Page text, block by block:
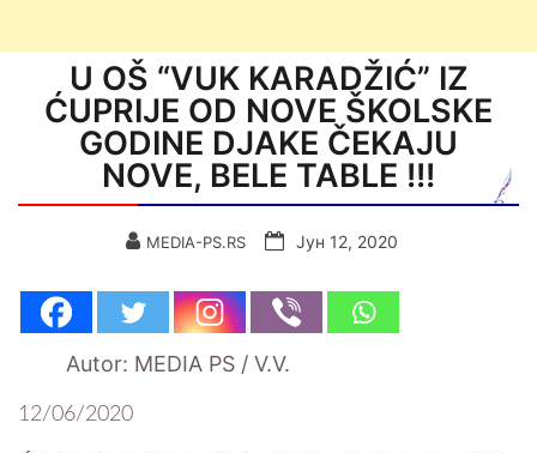
U OŠ “VUK KARADŽIĆ” IZ
ĆUPRIJE OD NOVE ŠKOLSKE
GODINE DJAKE ČEKAJU
NOVE, BELE TABLE !!!
MEDIA-PS.RS Јун 12, 2020
Autor: MEDIA PS / V.V.
12/06/2020